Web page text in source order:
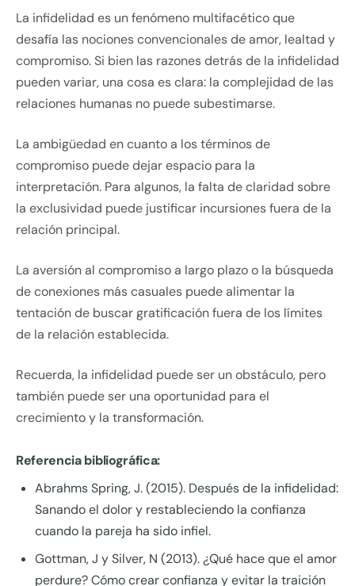
La infidelidad es un fenómeno multifacético que
desafía las nociones convencionales de amor, lealtad y
compromiso. Si bien las razones detrás de la infidelidad
pueden variar, una cosa es clara: la complejidad de las
relaciones humanas no puede subestimarse.
La ambigüedad en cuanto a los términos de
compromiso puede dejar espacio para la
interpretación. Para algunos, la falta de claridad sobre
la exclusividad puede justificar incursiones fuera de la
relación principal.
La aversión al compromiso a largo plazo o la búsqueda
de conexiones más casuales puede alimentar la
tentación de buscar gratificación fuera de los límites
de la relación establecida.
Recuerda, la infidelidad puede ser un obstáculo, pero
también puede ser una oportunidad para el
crecimiento y la transformación.
Referencia bibliográfica:
Abrahms Spring, J. (2015). Después de la infidelidad:
Sanando el dolor y restableciendo la confianza
cuando la pareja ha sido infiel.
Gottman, J y Silver, N (2013). ¿Qué hace que el amor
perdure? Cómo crear confianza y evitar la traición